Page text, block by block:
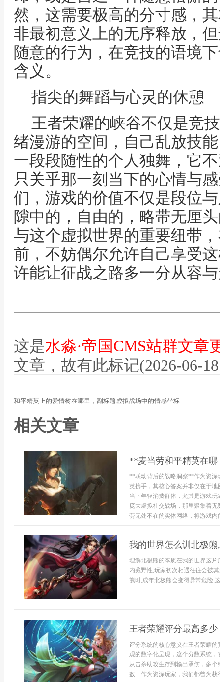
然，这需要极高的分寸感，
非最初意义上的无序释放，
随意的行为，在竞技的语境
含义。
指尖的舞蹈与心灵的休憩
王者荣耀的峡谷不仅是竞
绪漫游的空间，自己乱放技
一段段随性的个人独舞，它
只关乎那一刻当下的心情与
们，游戏的价值不仅是段位
隙中的，自由的，略带无厘
与这个虚拟世界的重要纽带
前，不妨偶尔允许自己享受
许能让征战之路多一分从容
这是水淼·帝国CMS站群文章
文章，故有此标记(2026-06-
和平精英上的爱情树在哪里，副标题虚拟战场中的情感坐标
相关文章
**麦当劳和平精英在
**联动背后的战略洞察**作为资深
英携手，其核心答案并非仅在于
当下年轻消费群体，尤其是游戏
庞大虚拟社交战场，那里聚集着
劳无处不在的实体网络，将游戏内
我的世界怎么训北极
理解北极熊的本质在我的世界这
内藏野性,玩家初次相遇往往会被
熊时,成年北极熊会变得异常危险,
王者荣耀评分最高多
评分系统的核心意义在王者荣耀
观的数字化呈现，这个分数系统
从击杀助攻生存到输出承伤，多
数，作为资深玩家，我们都曾为